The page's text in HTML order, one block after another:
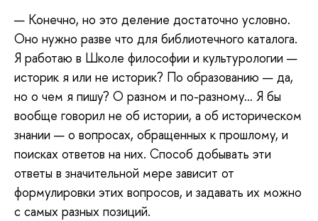
— Конечно, но это деление достаточно условно.
Оно нужно разве что для библиотечного каталога.
Я работаю в Школе философии и культурологии —
историк я или не историк? По образованию — да,
но о чем я пишу? О разном и по-разному… Я бы
вообще говорил не об истории, а об историческом
знании — о вопросах, обращенных к прошлому, и
поисках ответов на них. Способ добывать эти
ответы в значительной мере зависит от
формулировки этих вопросов, и задавать их можно
с самых разных позиций.